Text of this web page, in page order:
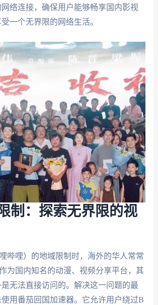
络连接，确保用户能够畅享国内影视
一个无界限的网络生活。
制：探索无界限的视
哔哩）的地域限制时，海外的华人常常
为国内知名的动漫、视频分享平台，其
无法直接访问的。解决这一问题的最
用番茄回国加速器。它允许用户绕过B